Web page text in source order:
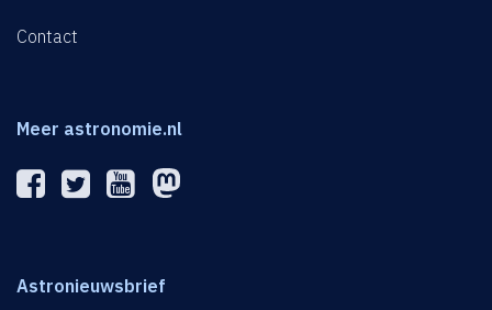
Contact
Meer astronomie.nl
Astronieuwsbrief